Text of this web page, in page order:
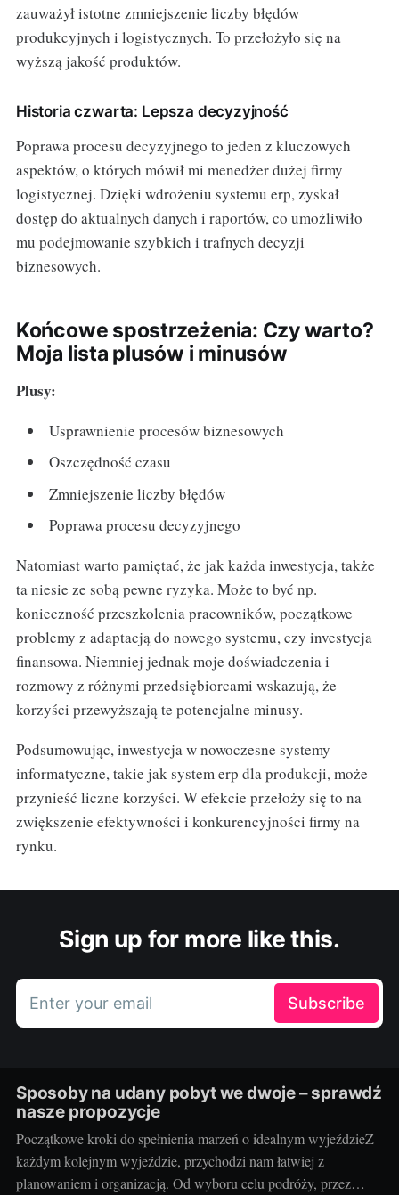
zauważył istotne zmniejszenie liczby błędów
produkcyjnych i logistycznych. To przełożyło się na
wyższą jakość produktów.
Historia czwarta: Lepsza decyzyjność
Poprawa procesu decyzyjnego to jeden z kluczowych
aspektów, o których mówił mi menedżer dużej firmy
logistycznej. Dzięki wdrożeniu systemu erp, zyskał
dostęp do aktualnych danych i raportów, co umożliwiło
mu podejmowanie szybkich i trafnych decyzji
biznesowych.
Końcowe spostrzeżenia: Czy warto?
Moja lista plusów i minusów
Plusy:
Usprawnienie procesów biznesowych
Oszczędność czasu
Zmniejszenie liczby błędów
Poprawa procesu decyzyjnego
Natomiast warto pamiętać, że jak każda inwestycja, także
ta niesie ze sobą pewne ryzyka. Może to być np.
konieczność przeszkolenia pracowników, początkowe
problemy z adaptacją do nowego systemu, czy investycja
finansowa. Niemniej jednak moje doświadczenia i
rozmowy z różnymi przedsiębiorcami wskazują, że
korzyści przewyższają te potencjalne minusy.
Podsumowując, inwestycja w nowoczesne systemy
informatyczne, takie jak system erp dla produkcji, może
przynieść liczne korzyści. W efekcie przełoży się to na
zwiększenie efektywności i konkurencyjności firmy na
rynku.
Sign up for more like this.
Enter your email Subscribe
Sposoby na udany pobyt we dwoje – sprawdź
nasze propozycje
Początkowe kroki do spełnienia marzeń o idealnym wyjeździeZ
każdym kolejnym wyjeździe, przychodzi nam łatwiej z
planowaniem i organizacją. Od wyboru celu podróży, przez